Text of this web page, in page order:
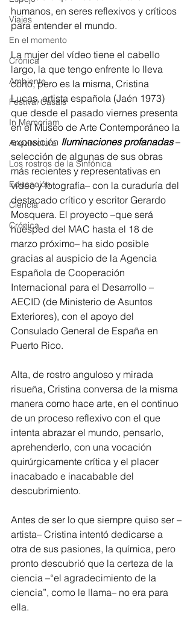
Viajes
En el momento
Crónica
Ambiente
Festival Casals
In Memoriam
Arquitectura
Los rostros de la Sinfónica
Educación
Ciencia
Crónica
humanos, en seres reflexivos y críticos
para entender el mundo.
La mujer del vídeo tiene el cabello
largo, la que tengo enfrente lo lleva
corto, pero es la misma, Cristina
Lucas, artista española (Jaén 1973)
que desde el pasado viernes presenta
en el Museo de Arte Contemporáneo la
exposición Iluminaciones profanadas –
selección de algunas de sus obras
más recientes y representativas en
vídeo y fotografía– con la curaduría del
destacado crítico y escritor Gerardo
Mosquera. El proyecto –que será
huésped del MAC hasta el 18 de
marzo próximo– ha sido posible
gracias al auspicio de la Agencia
Española de Cooperación
Internacional para el Desarrollo –
AECID (de Ministerio de Asuntos
Exteriores), con el apoyo del
Consulado General de España en
Puerto Rico.
Alta, de rostro anguloso y mirada
risueña, Cristina conversa de la misma
manera como hace arte, en el continuo
de un proceso reflexivo con el que
intenta abrazar el mundo, pensarlo,
aprehenderlo, con una vocación
quirúrgicamente crítica y el placer
inacabado e inacabable del
descubrimiento.
Antes de ser lo que siempre quiso ser –
artista– Cristina intentó dedicarse a
otra de sus pasiones, la química, pero
pronto descubrió que la certeza de la
ciencia –“el agradecimiento de la
ciencia”, como le llama– no era para
ella.